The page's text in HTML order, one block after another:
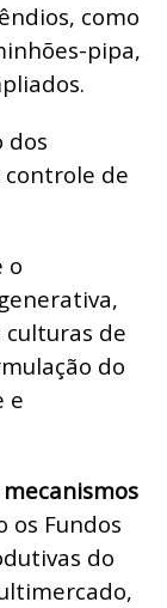
como
pipa,
dos
controle de
o
culturas de
do
e
os Fundos
do